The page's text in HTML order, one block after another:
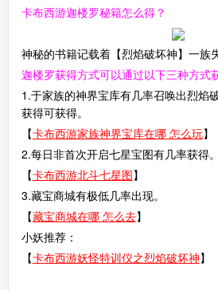
卡布西游迦楼罗秘籍怎么得？
神秘的书籍记载着【烈焰破坏神】一族
迦楼罗获得方式可以通过以下三种方式
1.于家族的神界宝库有几率召唤出烈焰
获得可获得。
【卡布西游家族神界宝库在哪 怎么玩】
2.每日非首次开启七星宝图有几率获得。
【卡布西游北斗七星图】
3.藏宝商城有极低几率出现。
【藏宝商城在哪 怎么去】
小妖推荐：
【卡布西游妖怪特训仪之烈焰破坏神】